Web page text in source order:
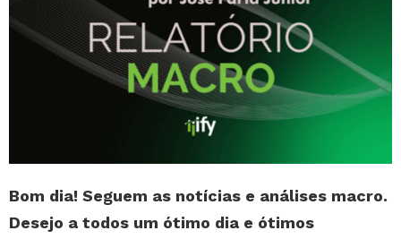
Bom dia! Seguem as notícias e análises macro.
Desejo a todos um ótimo dia e ótimos